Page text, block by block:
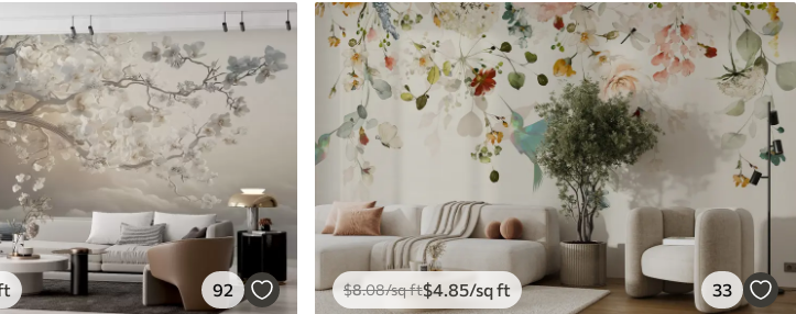
92 $8.08/sq ft$4.85/sq ft 33